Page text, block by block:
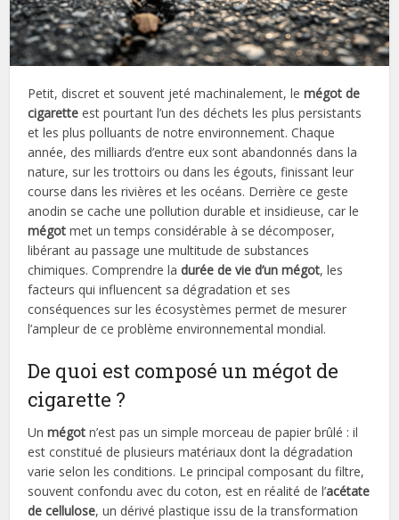
Petit, discret et souvent jeté machinalement, lemégot de
cigarette est pourtant l’un des déchets les plus persistants
et les plus polluants de notre environnement. Chaque
année, des milliards d’entre eux sont abandonnés dans la
nature, sur les trottoirs ou dans les égouts, finissant leur
course dans les rivières et les océans. Derrière ce geste
anodin se cache une pollution durable et insidieuse, car le
mégot met un temps considérable à se décomposer,
libérant au passage une multitude de substances
chimiques. Comprendre ladurée de vie d’un mégot, les
facteurs qui influencent sa dégradation et ses
conséquences sur les écosystèmes permet de mesurer
l’ampleur de ce problème environnemental mondial.
De quoi est composé un mégot de
cigarette ?
Unmégot n’est pas un simple morceau de papier brûlé : il
est constitué de plusieurs matériaux dont la dégradation
varie selon les conditions. Le principal composant du filtre,
souvent confondu avec du coton, est en réalité de l’acétate
de cellulose, un dérivé plastique issu de la transformation